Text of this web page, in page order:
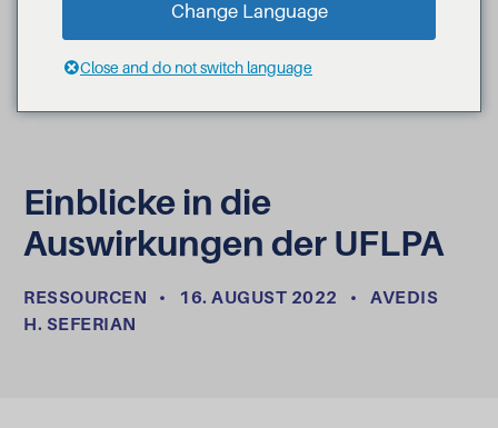
Einblicke in die
Auswirkungen der UFLPA
RESSOURCEN • 16. AUGUST 2022 •
AVEDIS
H. SEFERIAN
Change Language
Close and do not switch language